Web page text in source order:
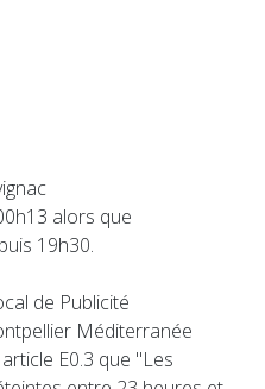
alors que
19h30.
de Publicité
Méditerranée
E0.3 que "Les